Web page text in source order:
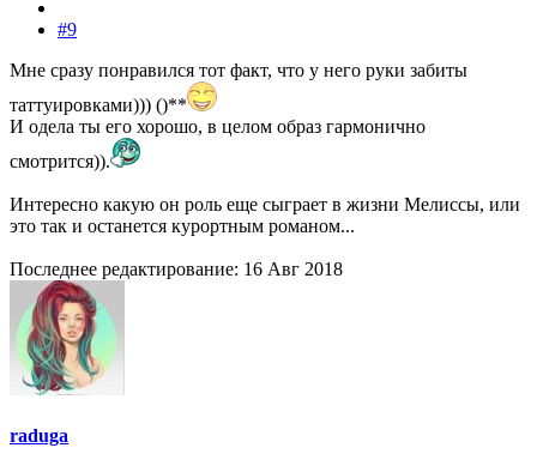
#9
Мне сразу понравился тот факт, что у него руки забиты
таттуировками))) ()**
И одела ты его хорошо, в целом образ гармонично
смотрится)).
Интересно какую он роль еще сыграет в жизни Мелиссы, или
это так и останется курортным романом...
Последнее редактирование: 16 Авг 2018
raduga